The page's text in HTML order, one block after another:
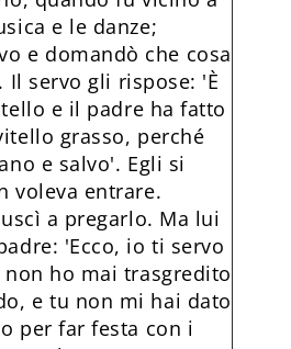
e le danze;
e domandò che cosa
servo gli rispose: 'È
e il padre ha fatto
grasso, perché
e salvo'. Egli si
voleva entrare.
a pregarlo. Ma lui
'Ecco, io ti servo
ho mai trasgredito
e tu non mi hai dato
per far festa con i